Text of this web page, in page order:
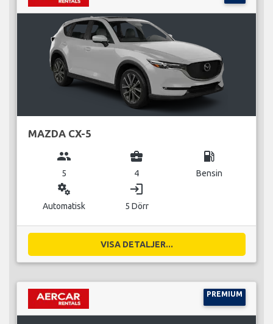
MAZDA CX-5
group
5
business_center
4
local_gas_station
Bensin
miscellaneous_services
Automatisk
login
5 Dörr
VISA DETALJER...
PREMIUM